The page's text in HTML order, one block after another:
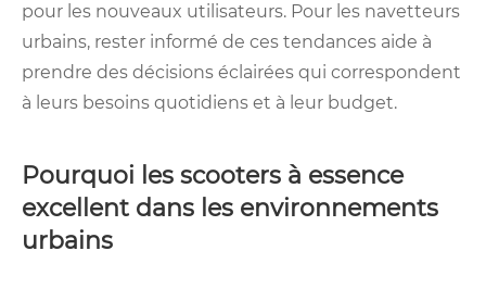
pour les nouveaux utilisateurs. Pour les navetteurs
urbains, rester informé de ces tendances aide à
prendre des décisions éclairées qui correspondent
à leurs besoins quotidiens et à leur budget.
Pourquoi les scooters à essence
excellent dans les environnements
urbains